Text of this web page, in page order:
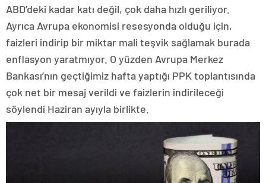
ABD’deki kadar katı değil, çok daha hızlı geriliyor.
Ayrıca Avrupa ekonomisi resesyonda olduğu için,
faizleri indirip bir miktar mali teşvik sağlamak burada
enflasyon yaratmıyor. O yüzden Avrupa Merkez
Bankası’nın geçtiğimiz hafta yaptığı PPK toplantısında
çok net bir mesaj verildi ve faizlerin indirileceği
söylendi Haziran ayıyla birlikte.